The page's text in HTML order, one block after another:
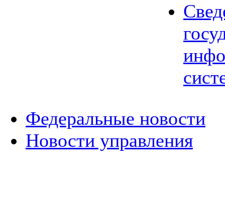
Федеральные новости
Новости управления